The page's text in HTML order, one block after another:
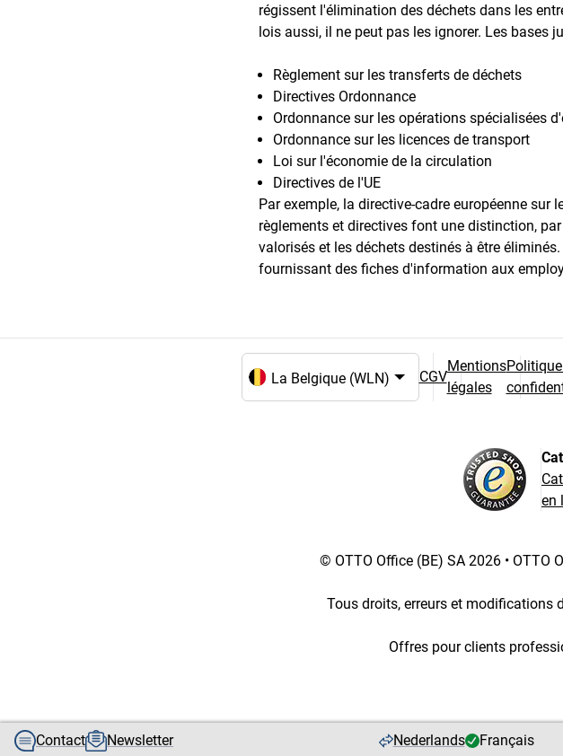
régissent l'élimination des déchets dans les
lois aussi, il ne peut pas les ignorer. Les bases
Règlement sur les transferts de déchets
Directives Ordonnance
Ordonnance sur les opérations spécialisées
Ordonnance sur les licences de transport
Loi sur l'économie de la circulation
Directives de l'UE
Par exemple, la directive-cadre européenne
règlements et directives font une distinction,
valorisés et les déchets destinés à être
fournissant des fiches d'information aux
Choix de la langue et du pays
CGV
Mentions
légales
en
© OTTO Office (BE) SA 2026 • OTTO
Tous droits, erreurs et modifications
Offres pour clients
Contact Newsletter Nederlands Français